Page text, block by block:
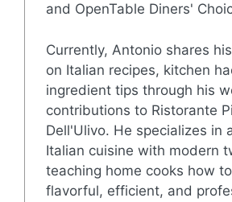
and OpenTable Diners'
Currently, Antonio shares
on Italian recipes, kitchen
ingredient tips through his
contributions to Ristorante
Dell'Ulivo. He specializes in
Italian cuisine with modern
teaching home cooks how
flavorful, efficient, and